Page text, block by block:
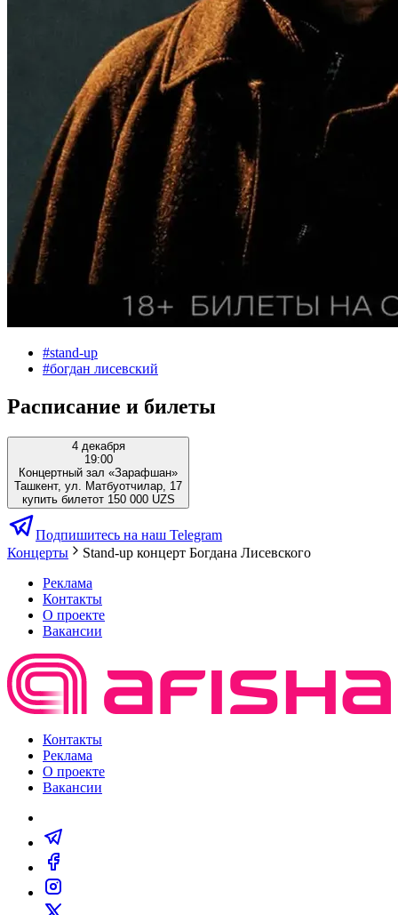
#stand-up
#богдан лисевский
Расписание и билеты
4 декабря
19:00
Концертный зал «Зарафшан»
Ташкент, ул. Матбуотчилар, 17
купить билетот 150 000 UZS
Подпишитесь на наш Telegram
Концерты
Stand-up концерт Богдана Лисевского
Реклама
Контакты
О проекте
Вакансии
Контакты
Реклама
О проекте
Вакансии